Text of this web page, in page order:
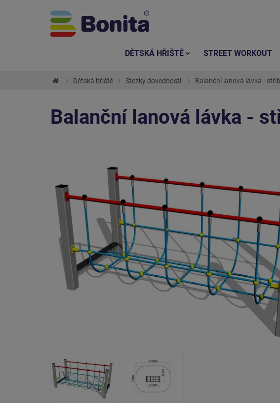
Dětská hřiště Stezky dovednosti Balanční lanová lávka -
Balanční lanová lávka -
DĚTSKÁ HŘIŠTĚ STREET WORKOUT